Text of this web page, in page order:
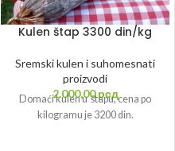
Kulen štap 3300 din/kg
Sremski kulen i suhomesnati
proizvodi
2.000,00рсд
Domaći kulen u štapu, cena po
kilogramu je 3200 din.